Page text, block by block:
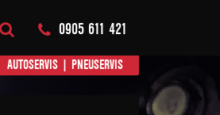
0905 611 421
AUTOSERVIS | PNEUSERVIS